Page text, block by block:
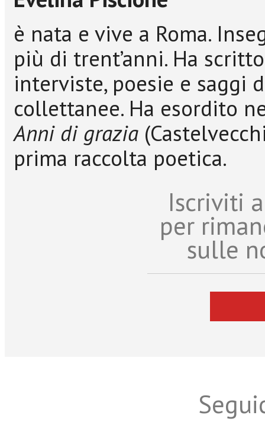
è nata e vive a Roma.
più di trent’anni. Ha
interviste, poesie e saggi
collettanee. Ha esordito
Anni di grazia
prima raccolta poetica.
Iscriviti
per
sulle